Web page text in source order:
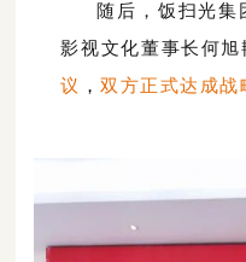
随后，饭扫光集
影视文化董事长何旭
议 ，双方正式达成战